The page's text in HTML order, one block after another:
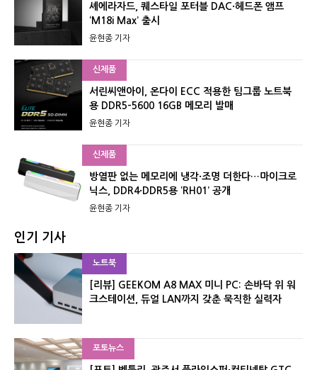
셰에라자드, 퀘스타일 포터블 DAC·헤드폰 앰프
‘M18i Max’ 출시
윤현종 기자
신제품
서린씨앤아이, 온다이 ECC 적용한 팀그룹 노트북
용 DDR5-5600 16GB 메모리 발매
윤현종 기자
신제품
방열판 없는 메모리에 냉각·조명 더한다…마이크로
닉스, DDR4·DDR5용 ‘RH01’ 공개
윤현종 기자
인기 기사
노트북
[리뷰] GEEKOM A8 MAX 미니 PC: 손바닥 위 워
크스테이션, 듀얼 LAN까지 갖춘 묵직한 실력자
포토뉴스